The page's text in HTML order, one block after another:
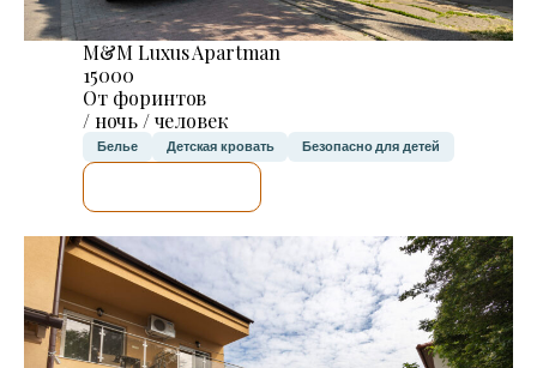
M&M Luxus Apartman
15000
От форинтов
/ ночь / человек
Белье Детская кровать Безопасно для детей